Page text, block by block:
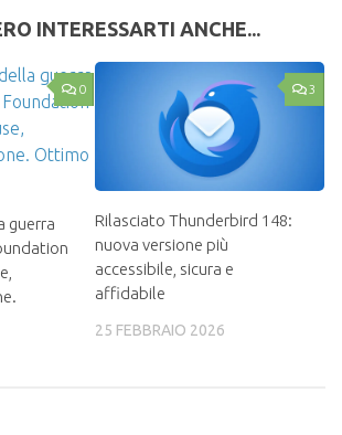
INTERESSARTI ANCHE...
0
guerra
3
Rilasciato Thunderbird 148:
nuova versione più
accessibile, sicura e
affidabile
25 FEBBRAIO 2026